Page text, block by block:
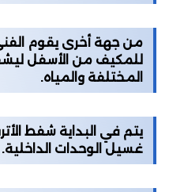
من جهة أخرى يقوم
للمكيف من الأسفل
المختلفة والمياه.
يتم في البداية شفط
غسيل الوحدات الداخلية.